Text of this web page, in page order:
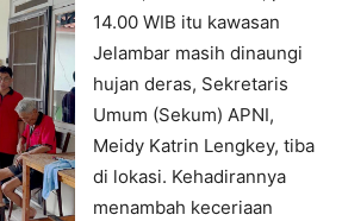
14.00 WIB itu kawasan
Jelambar masih dinaungi
hujan deras, Sekretaris
Umum (Sekum) APNI,
Meidy Katrin Lengkey, tiba
di lokasi. Kehadirannya
menambah keceriaan